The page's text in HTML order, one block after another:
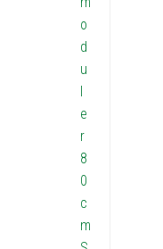
o
d
u
l
e
r
8
0
c
m